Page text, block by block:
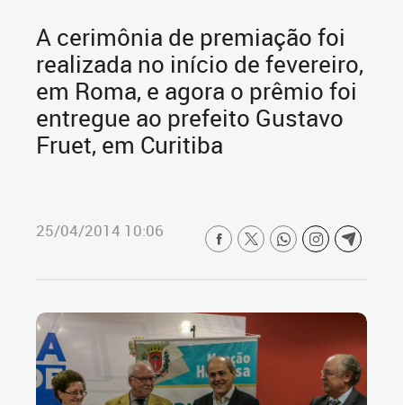
A cerimônia de premiação foi
realizada no início de fevereiro,
em Roma, e agora o prêmio foi
entregue ao prefeito Gustavo
Fruet, em Curitiba
25/04/2014 10:06